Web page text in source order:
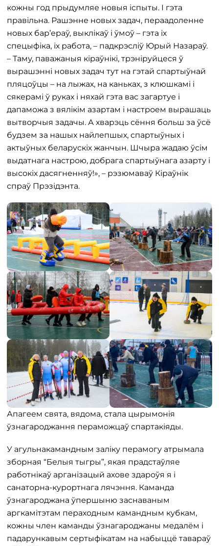
кожны год прыдумляе новыя іспыты. І гэта
правільна. Рашэнне новых задач, пераадоленне
новых бар’ераў, выклікаў і ўмоў – гэта іх
спецыфіка, іх работа, – падкрэсліў Юрый Назараў.
– Таму, паважаныя кіраўнікі, трэніруйцеся ў
вырашэнні новых задач тут на гэтай спартыўнай
пляцоўцы – на лыжах, на каньках, з клюшкамі і
сякерамі ў руках і няхай гэта вас загартуе і
дапаможа з вялікім азартам і настроем вырашаць
вытворчыя задачы. А хварэць сёння больш за ўсё
будзем за нашых найлепшых, спартыўных і
актыўных беларускіх жанчын. Шчыра жадаю ўсім
выдатнага настрою, добрага спартыўнага азарту і
высокіх дасягненняў!», – рэзюмаваў Кіраўнік
спраў Прэзідэнта.
Апагеем свята, вядома, стала цырымонія
ўзнагароджання пераможцаў спартакіяды.
У агульнакамандным заліку перамогу атрымала
зборная “Белыя тыгры”, якая прадстаўляе
работнікаў арганізацый ахове здароўя я і
санаторна-курортнага лячэння. Каманда
ўзнагароджана ўпершыню заснаваным
аргкамітэтам пераходным камандным кубкам,
кожны член каманды ўзнагароджаны медалём і
падарункавым сертыфікатам на набыццё тавараў